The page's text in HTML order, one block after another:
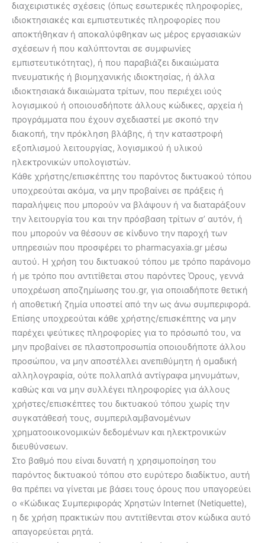
διαχειριστικές σχέσεις (όπως εσωτερικές πληροφορίες,
ιδιοκτησιακές και εμπιστευτικές πληροφορίες που
αποκτήθηκαν ή αποκαλύφθηκαν ως μέρος εργασιακών
σχέσεων ή που καλύπτονται σε συμφωνίες
εμπιστευτικότητας), ή που παραβιάζει δικαιώματα
πνευματικής ή βιομηχανικής ιδιοκτησίας, ή άλλα
ιδιοκτησιακά δικαιώματα τρίτων, που περιέχει ιούς
λογισμικού ή οποιουσδήποτε άλλους κώδικες, αρχεία ή
προγράμματα που έχουν σχεδιαστεί με σκοπό την
διακοπή, την πρόκληση βλάβης, ή την καταστροφή
εξοπλισμού λειτουργίας, λογισμικού ή υλικού
ηλεκτρονικών υπολογιστών.
Κάθε χρήστης/επισκέπτης του παρόντος δικτυακού τόπου
υποχρεούται ακόμα, να μην προβαίνει σε πράξεις ή
παραλήψεις που μπορούν να βλάψουν ή να διαταράξουν
την λειτουργία του και την πρόσβαση τρίτων σ’ αυτόν, ή
που μπορούν να θέσουν σε κίνδυνο την παροχή των
υπηρεσιών που προσφέρει το pharmacyaxia.gr μέσω
αυτού. Η χρήση του δικτυακού τόπου με τρόπο παράνομο
ή με τρόπο που αντιτίθεται στου παρόντες Όρους, γεννά
υποχρέωση αποζημίωσης του.gr, για οποιαδήποτε θετική
ή αποθετική ζημία υποστεί από την ως άνω συμπεριφορά.
Επίσης υποχρεούται κάθε χρήστης/επισκέπτης να μην
παρέχει ψεύτικες πληροφορίες για το πρόσωπό του, να
μην προβαίνει σε πλαστοπροσωπία οποιουδήποτε άλλου
προσώπου, να μην αποστέλλει ανεπιθύμητη ή ομαδική
αλληλογραφία, ούτε πολλαπλά αντίγραφα μηνυμάτων,
καθώς και να μην συλλέγει πληροφορίες για άλλους
χρήστες/επισκέπτες του δικτυακού τόπου χωρίς την
συγκατάθεσή τους, συμπεριλαμβανομένων
χρηματοοικονομικών δεδομένων και ηλεκτρονικών
διευθύνσεων.
Στο βαθμό που είναι δυνατή η χρησιμοποίηση του
παρόντος δικτυακού τόπου στο ευρύτερο διαδίκτυο, αυτή
θα πρέπει να γίνεται με βάσει τους όρους που υπαγορεύει
ο «Κώδικας Συμπεριφοράς Χρηστών Internet (Netiquette),
η δε χρήση πρακτικών που αντιτίθενται στον κώδικα αυτό
απαγορεύεται ρητά.